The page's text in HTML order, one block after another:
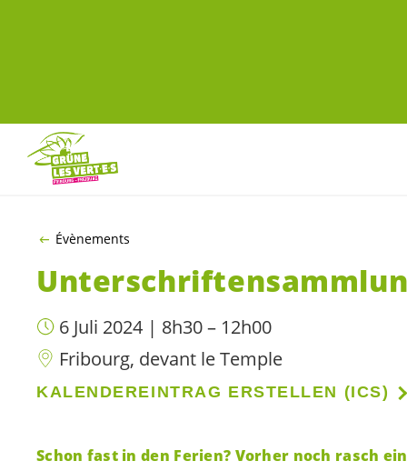
Évènements
6 Juli 2024 | 8h30 – 12h00
Fribourg, devant le Temple
KALENDEREINTRAG ERSTELLEN (ICS)
Schon fast in den Ferien? Vorher noch rasch